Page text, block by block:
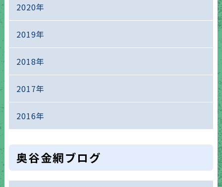
2020年
2019年
2018年
2017年
2016年
奥谷金網ブログ